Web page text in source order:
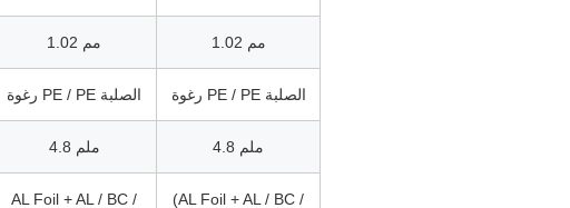
1.02 مم 1.02 مم
رغوة PE / PE الصلبة رغوة PE / PE الصلبة
4.8 ملم 4.8 ملم
AL Foil + AL / BC / (AL Foil + AL / BC /